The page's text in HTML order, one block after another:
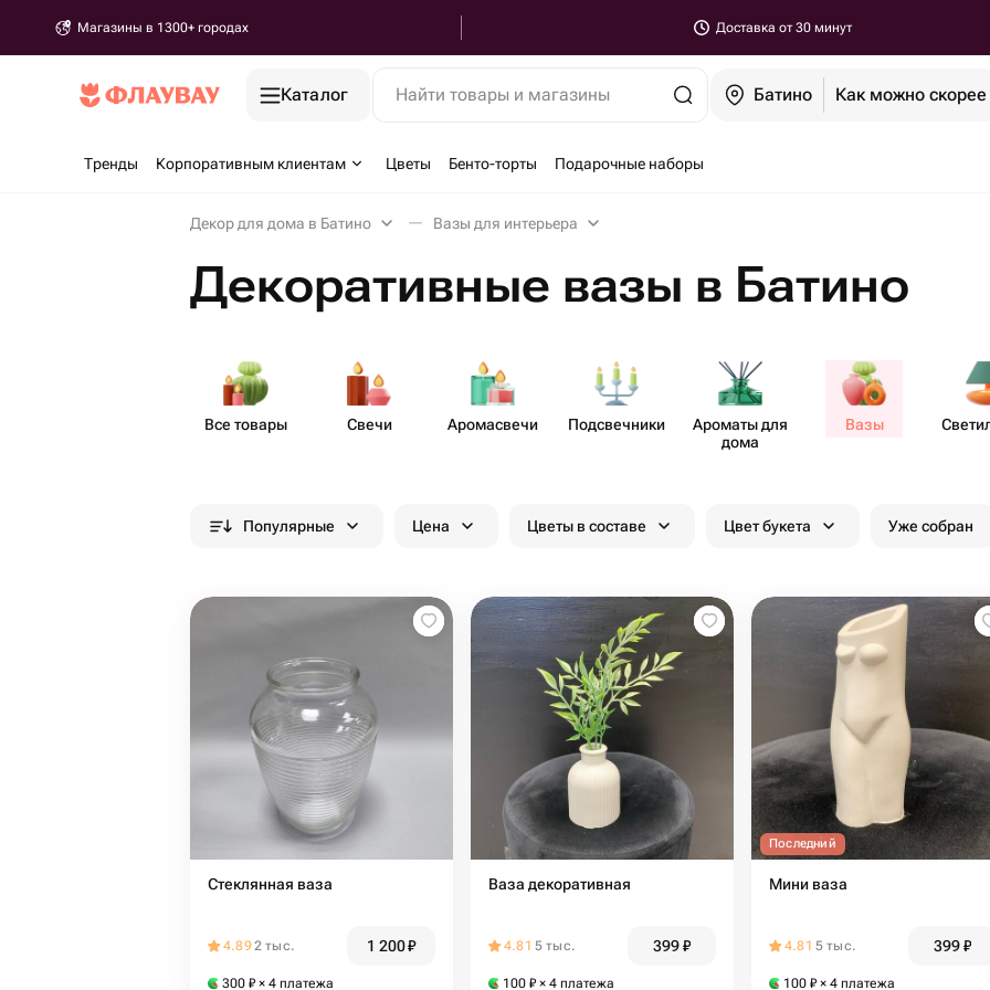
Магазины в 1300+ городах Доставка от 30 минут
Каталог Найти товары и магазины Батино Как можно скорее
Тренды Корпоративным клиентам Цветы Бенто-торты Подарочные наборы
Декор для дома в Батино Вазы для интерьера
Декоративные вазы в Батино
Все товары Свечи Аром​асвечи Подсв​ечники
Ароматы для
дома
Вазы
Популярные Цена Цветы в составе Цвет букета Уже собран
Стеклянная ваза
4.892 тыс. 1 200₽
300 ₽ × 4 платежа
Ваза декоративная
4.81 5 тыс. 399₽
100 ₽ × 4 платежа
Последний
Мини ваза
4.81 5 тыс. 399₽
100 ₽ × 4 платежа